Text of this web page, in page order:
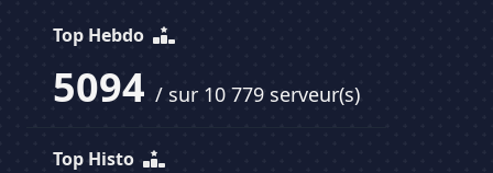
Top Hebdo
5094 / sur 10 779 serveur(s)
Top Histo